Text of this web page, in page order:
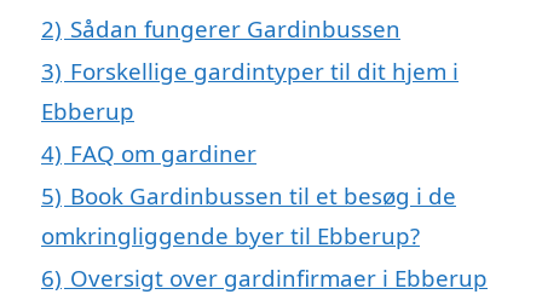
2) Sådan fungerer Gardinbussen
3) Forskellige gardintyper til dit hjem i
Ebberup
4) FAQ om gardiner
5) Book Gardinbussen til et besøg i de
omkringliggende byer til Ebberup?
6) Oversigt over gardinfirmaer i Ebberup